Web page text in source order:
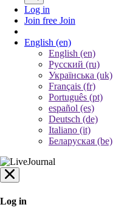
Log in
Join free Join
English (en)
English (en)
Русский (ru)
Українська (uk)
Français (fr)
Português (pt)
español (es)
Deutsch (de)
Italiano (it)
Беларуская (be)
Log in